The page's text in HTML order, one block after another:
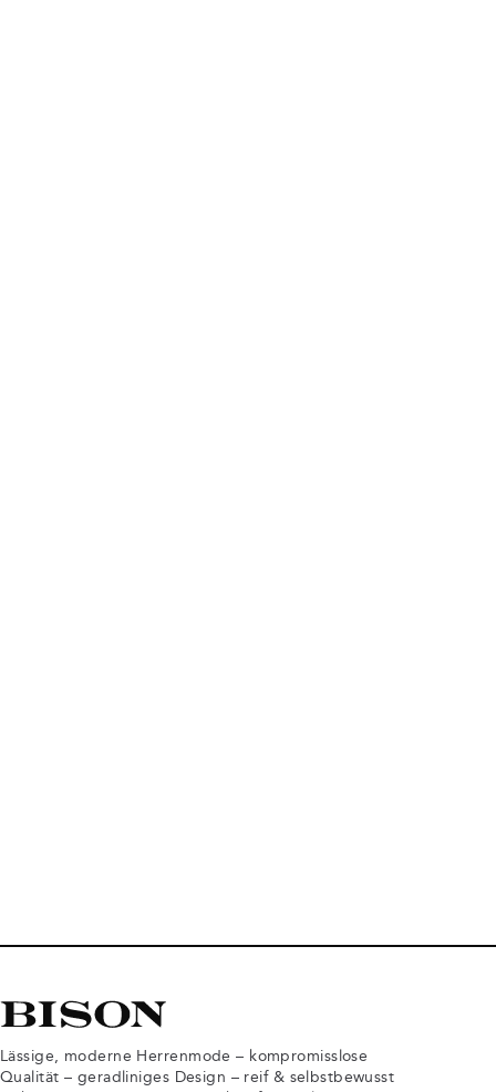
Lässige, moderne Herrenmode – kompromisslose
Qualität – geradliniges Design – reif & selbstbewusst